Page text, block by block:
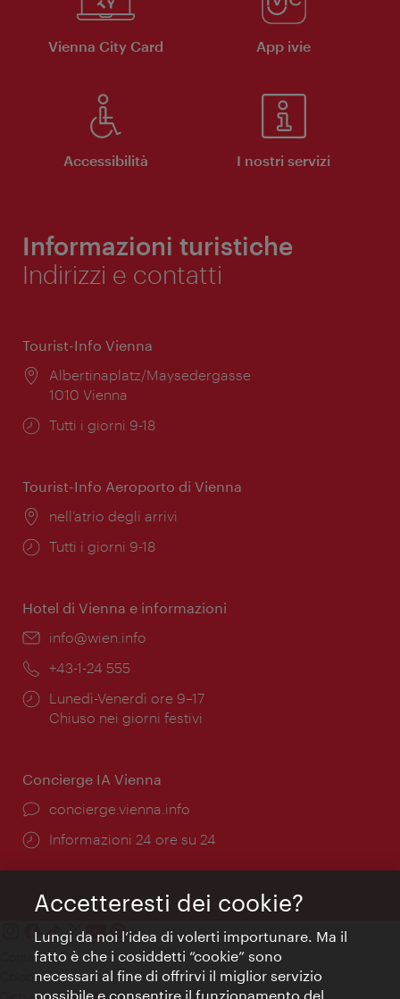
Vienna City Card App ivie
Accessibilità I nostri servizi
Informazioni turistiche
Indirizzi e contatti
Tourist-Info Vienna
Posizione:
Albertinaplatz/Maysedergasse
1010 Vienna
Orari
Tutti i giorni 9-18
Tourist-Info Aeroporto di Vienna
Posizione:
nell’atrio degli arrivi
Orari
Tutti i giorni 9-18
Hotel di Vienna e informazioni
Email:
info@wien.info
Telefono:
+43-1-24 555
Orari
di
Lunedì-Venerdì ore 9–17
Chiuso nei giorni festivi
Concierge IA Vienna
Ort:
concierge.vienna.info
Öffnungszeiten:
Informazioni 24 ore su 24
Contatti
Colophon
Dichiarazione sulla protezione dei dati
Accetteresti dei cookie?
Lungi da noi l’idea di volerti importunare. Ma il
fatto è che i cosiddetti “cookie” sono
necessari al fine di offrirvi il miglior servizio
possibile e consentire il funzionamento del